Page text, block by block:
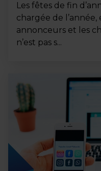
Les fêtes de fin
chargée de
annonceurs et les
n’est pas s...